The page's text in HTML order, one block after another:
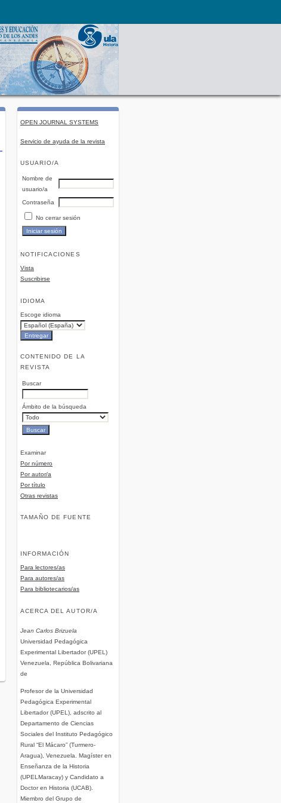
OPEN JOURNAL SYSTEMS
Servicio de ayuda de la revista
USUARIO/A
Nombre de
usuario/a
Contraseña
No cerrar sesión
NOTIFICACIONES
Vista
Suscribirse
IDIOMA
Escoge idioma
CONTENIDO DE LA
REVISTA
Buscar
Ámbito de la búsqueda
Examinar
Por número
Por autor/a
Por título
Otras revistas
TAMAÑO DE FUENTE
INFORMACIÓN
Para lectores/as
Para autores/as
Para bibliotecarios/as
ACERCA DEL AUTOR/A
Jean Carlos Brizuela
Universidad Pedagógica
Experimental Libertador (UPEL)
Venezuela, República Bolivariana
de
Profesor de la Universidad
Pedagógica Experimental
Libertador (UPEL), adscrito al
Departamento de Ciencias
Sociales del Instituto Pedagógico
Rural “El Mácaro” (Turmero-
Aragua), Venezuela. Magíster en
Enseñanza de la Historia
(UPELMaracay) y Candidato a
Doctor en Historia (UCAB).
Miembro del Grupo de